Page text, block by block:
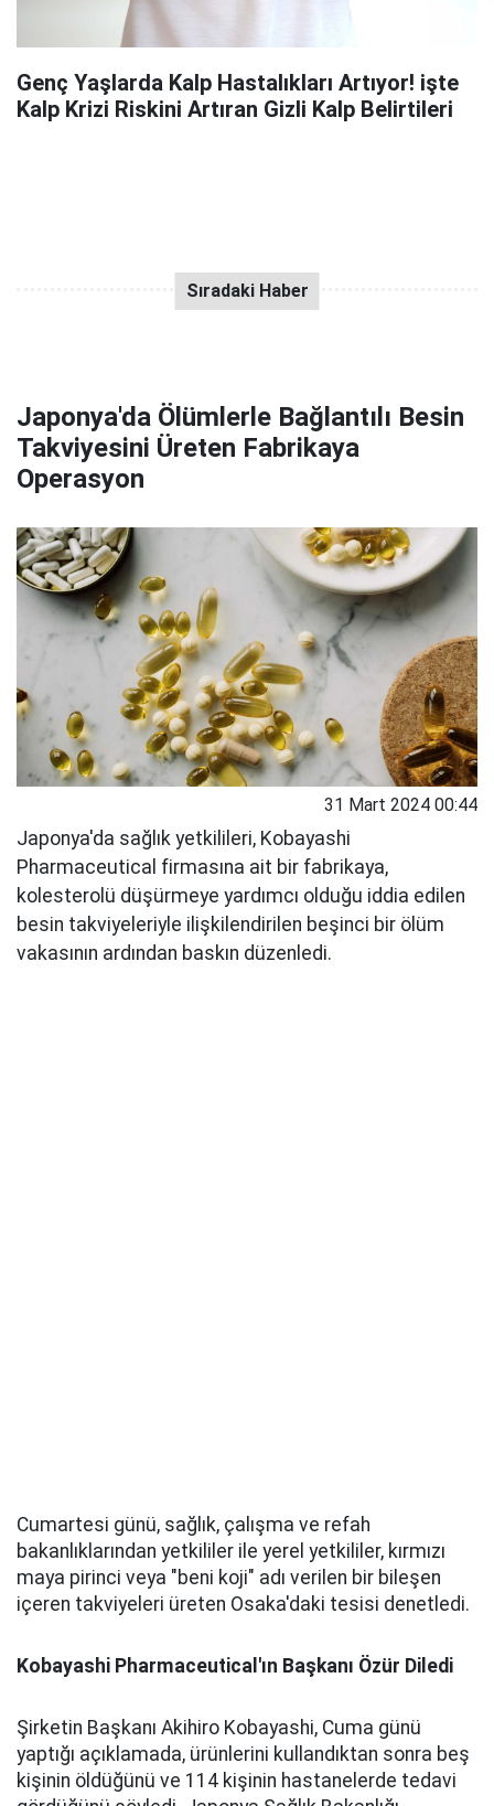
Genç Yaşlarda Kalp Hastalıkları Artıyor! işte
Kalp Krizi Riskini Artıran Gizli Kalp Belirtileri
Japonya'da Ölümlerle Bağlantılı Besin
Takviyesini Üreten Fabrikaya
Operasyon
31 Mart 2024 00:44
Japonya'da sağlık yetkilileri, Kobayashi
Pharmaceutical firmasına ait bir fabrikaya,
kolesterolü düşürmeye yardımcı olduğu iddia edilen
besin takviyeleriyle ilişkilendirilen beşinci bir ölüm
vakasının ardından baskın düzenledi.
Cumartesi günü, sağlık, çalışma ve refah
bakanlıklarından yetkililer ile yerel yetkililer, kırmızı
maya pirinci veya "beni koji" adı verilen bir bileşen
içeren takviyeleri üreten Osaka'daki tesisi denetledi.
Kobayashi Pharmaceutical'ın Başkanı Özür Diledi
Şirketin Başkanı Akihiro Kobayashi, Cuma günü
yaptığı açıklamada, ürünlerini kullandıktan sonra beş
kişinin öldüğünü ve 114 kişinin hastanelerde tedavi